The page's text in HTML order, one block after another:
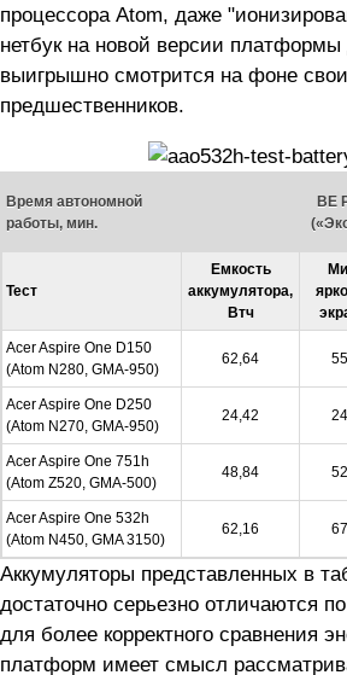
процессора Atom, даже
нетбук на новой версии платформы
выигрышно смотрится на фоне
предшественников.
Время автономной
работы, мин.
BE
Тест
Емкость
аккумулятора,
Втч
Acer Aspire One D150
(Atom N280, GMA-950)
62,64
Acer Aspire One D250
(Atom N270, GMA-950)
24,42
Acer Aspire One 751h
(Atom Z520, GMA-500)
48,84
Acer Aspire One 532h
(Atom N450, GMA 3150)
62,16
Аккумуляторы представленных в
достаточно серьезно отличаются
для более корректного сравнения
платформ имеет смысл